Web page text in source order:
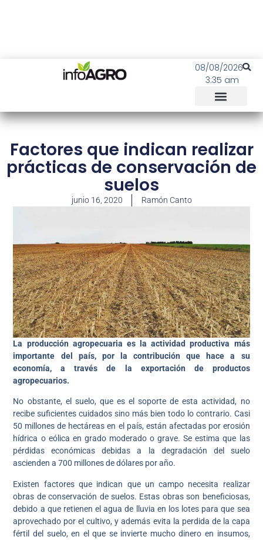
08/08/2026
3:35 am
Factores que indican realizar
prácticas de conservación de
suelos
junio 16, 2020 Ramón Canto
La producción agropecuaria es la actividad productiva más
importante del país, por la contribución que hace a su
economía, a través de la exportación de productos
agropecuarios.
No obstante, el suelo, que es el soporte de esta actividad, no
recibe suficientes cuidados sino más bien todo lo contrario. Casi
50 millones de hectáreas en el país, están afectadas por erosión
hídrica o eólica en grado moderado o grave. Se estima que las
pérdidas económicas debidas a la degradación del suelo
ascienden a 700 millones de dólares por año.
Existen factores que indican que un campo necesita realizar
obras de conservación de suelos. Estas obras son beneficiosas,
debido a que retienen el agua de lluvia en los lotes para que sea
aprovechado por el cultivo, y además evita la perdida de la capa
fértil del suelo, en el que se invierte mucho dinero en insumos,